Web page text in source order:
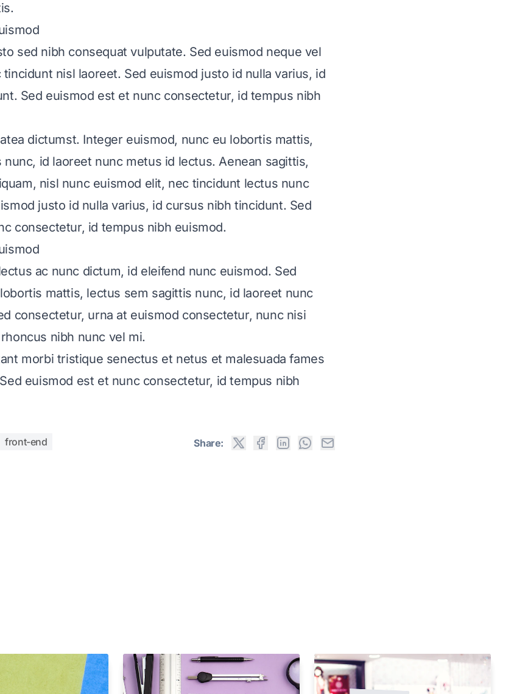
sed nibh consequat vulputate. Sed euismod neque vel
nisl laoreet. Sed euismod justo id nulla varius, id
Sed euismod est et nunc consectetur, id tempus nibh
dictumst. Integer euismod, nunc eu lobortis mattis,
id laoreet nunc metus id lectus. Aenean sagittis,
nisl nunc euismod elit, nec tincidunt lectus nunc
justo id nulla varius, id cursus nibh tincidunt. Sed
consectetur, id tempus nibh euismod.
ac nunc dictum, id eleifend nunc euismod. Sed
mattis, lectus sem sagittis nunc, id laoreet nunc
consectetur, urna at euismod consectetur, nunc nisi
nibh nunc vel mi.
morbi tristique senectus et netus et malesuada fames
euismod est et nunc consectetur, id tempus nibh
front-end Share: